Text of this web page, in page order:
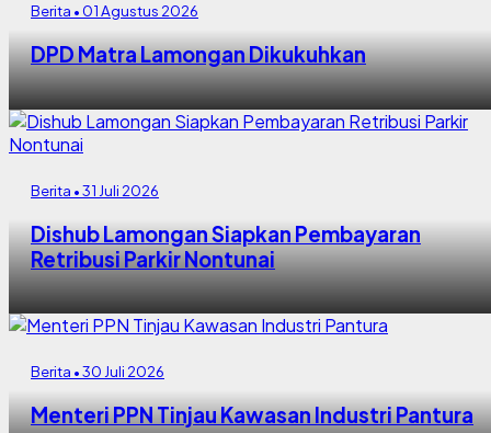
Berita • 01 Agustus 2026
DPD Matra Lamongan Dikukuhkan
Berita • 31 Juli 2026
Dishub Lamongan Siapkan Pembayaran
Retribusi Parkir Nontunai
Berita • 30 Juli 2026
Menteri PPN Tinjau Kawasan Industri Pantura